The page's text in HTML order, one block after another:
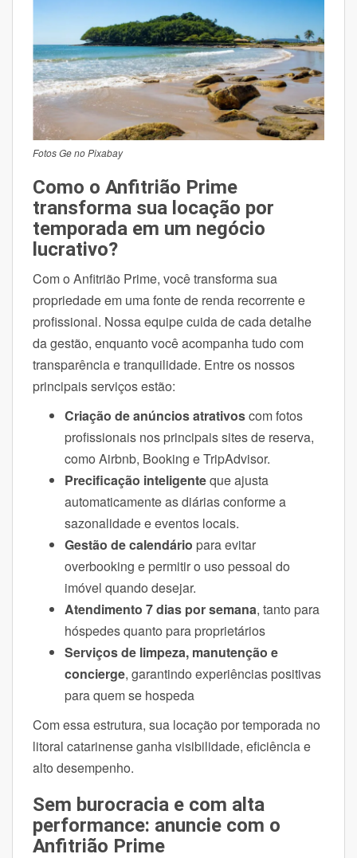
Fotos Ge no Pixabay
Como o Anfitrião Prime
transforma sua locação por
temporada em um negócio
lucrativo?
Com o Anfitrião Prime, você transforma sua
propriedade em uma fonte de renda recorrente e
profissional. Nossa equipe cuida de cada detalhe
da gestão, enquanto você acompanha tudo com
transparência e tranquilidade. Entre os nossos
principais serviços estão:
Criação de anúncios atrativoscom fotos
profissionais nos principais sites de reserva,
como Airbnb, Booking e TripAdvisor.
Precificação inteligenteque ajusta
automaticamente as diárias conforme a
sazonalidade e eventos locais.
Gestão de calendário para evitar
overbooking e permitir o uso pessoal do
imóvel quando desejar.
Atendimento 7 dias por semana, tanto para
hóspedes quanto para proprietários
Serviços de limpeza, manutenção e
concierge, garantindo experiências positivas
para quem se hospeda
Com essa estrutura, sua locação por temporada no
litoral catarinense ganha visibilidade, eficiência e
alto desempenho.
Sem burocracia e com alta
performance: anuncie com o
Anfitrião Prime